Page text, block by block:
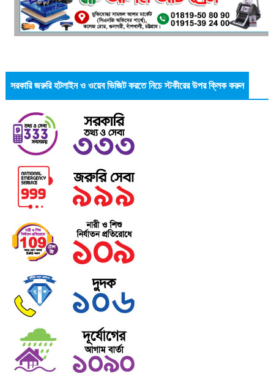
সরকারি জরুরি হটলাইন ও ওয়েব ভিজিট করতে নিচে স্টকীরের উপর ক্লিক করুন